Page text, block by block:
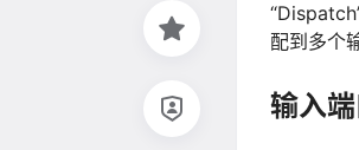
配到多个
输入端